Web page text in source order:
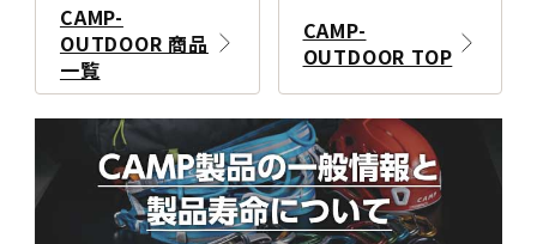
CAMP-
OUTDOOR 商品
一覧
CAMP-
OUTDOOR TOP